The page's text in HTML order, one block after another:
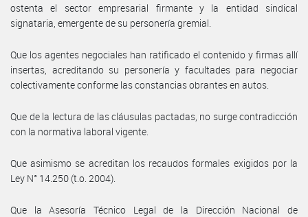
ostenta el sector empresarial firmante y la entidad sindical
signataria, emergente de su personería gremial.
Que los agentes negociales han ratificado el contenido y firmas allí
insertas, acreditando su personería y facultades para negociar
colectivamente conforme las constancias obrantes en autos.
Que de la lectura de las cláusulas pactadas, no surge contradicción
con la normativa laboral vigente.
Que asimismo se acreditan los recaudos formales exigidos por la
Ley N° 14.250 (t.o. 2004).
Que la Asesoría Técnico Legal de la Dirección Nacional de